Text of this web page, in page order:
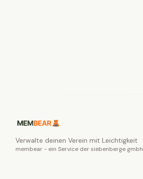
Verwalte deinen Verein mit Leichtigkeit
membear - ein Service der siebenberge gmbh